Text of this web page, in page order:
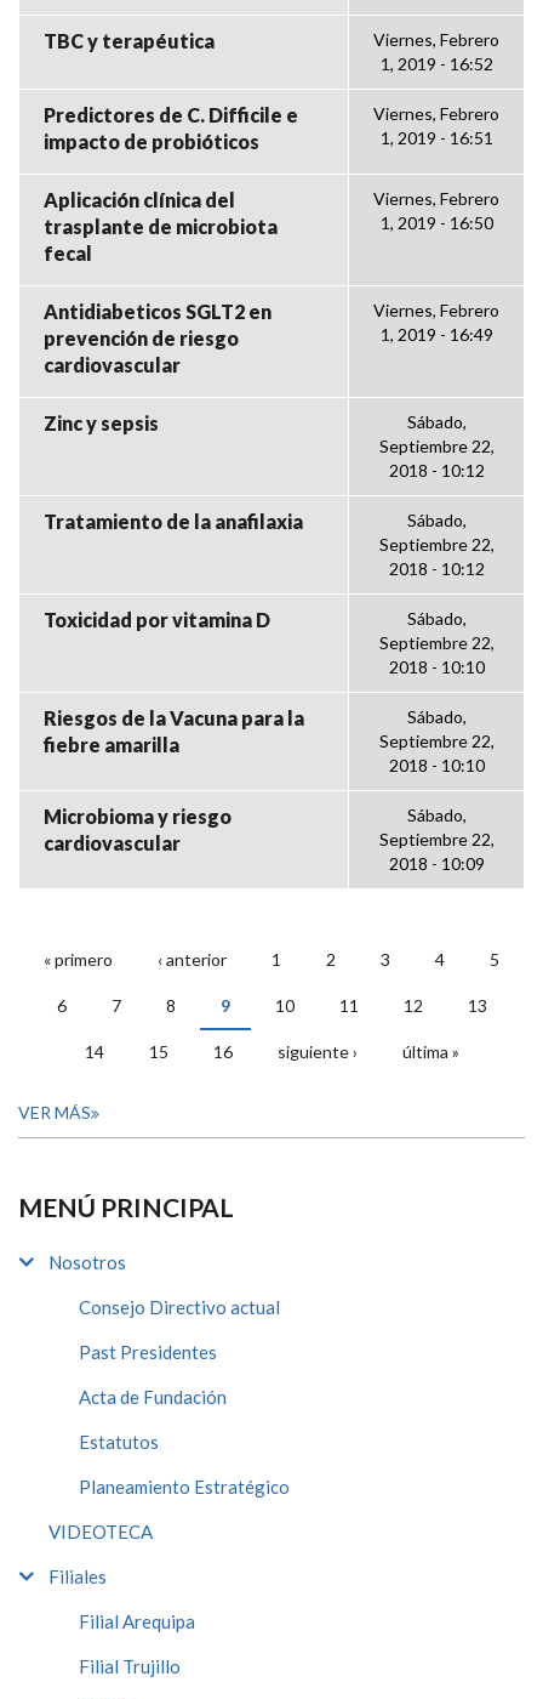
TBC y terapéutica
Viernes, Febrero
1, 2019 - 16:52
Predictores de C. Difficile e
impacto de probióticos
Viernes, Febrero
1, 2019 - 16:51
Aplicación clínica del
trasplante de microbiota
fecal
Viernes, Febrero
1, 2019 - 16:50
Antidiabeticos SGLT2 en
prevención de riesgo
cardiovascular
Viernes, Febrero
1, 2019 - 16:49
Zinc y sepsis
Sábado,
Septiembre 22,
2018 - 10:12
Tratamiento de la anafilaxia
Sábado,
Septiembre 22,
2018 - 10:12
Toxicidad por vitamina D
Sábado,
Septiembre 22,
2018 - 10:10
Riesgos de la Vacuna para la
fiebre amarilla
Sábado,
Septiembre 22,
2018 - 10:10
Microbioma y riesgo
cardiovascular
Sábado,
Septiembre 22,
2018 - 10:09
PÁGINAS
« primero ‹ anterior 1 2 3 4 5
6 7 8 9 10 11 12 13
14 15 16 siguiente › última »
VER MÁS
MENÚ PRINCIPAL
Nosotros
Consejo Directivo actual
Past Presidentes
Acta de Fundación
Estatutos
Planeamiento Estratégico
VIDEOTECA
Filiales
Filial Arequipa
Filial Trujillo